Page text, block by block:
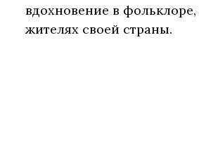
вдохновение в
жителях своей страны.